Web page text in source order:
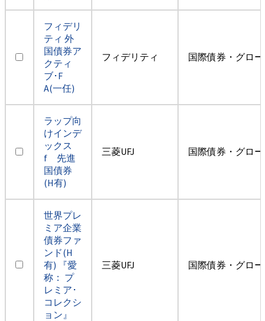
フィデリ
ティ 外
国債券ア
クティ
ブ･F
A(一任)
フィデリティ 国際債券・グロ
ラップ向
けインデ
ックス
f 先進
国債券
(H有)
三菱UFJ 国際債券・グロ
世界プレ
ミア企業
債券ファ
ンド(H
有) 『愛
称： プ
レミア･
コレクシ
ョン』
三菱UFJ 国際債券・グロ